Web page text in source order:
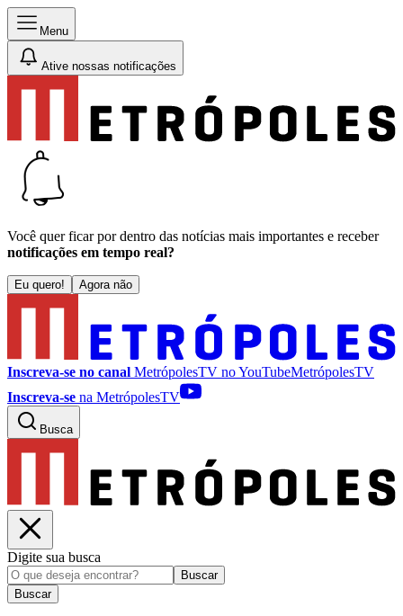
Menu
Ative nossas notificações
Você quer ficar por dentro das notícias mais importantes e receber
notificações em tempo real?
Eu quero! Agora não
Inscreva-se no canal MetrópolesTV noYouTubeMetrópolesTV
Inscreva-se na MetrópolesTV
Busca
Digite sua busca
Buscar
Buscar